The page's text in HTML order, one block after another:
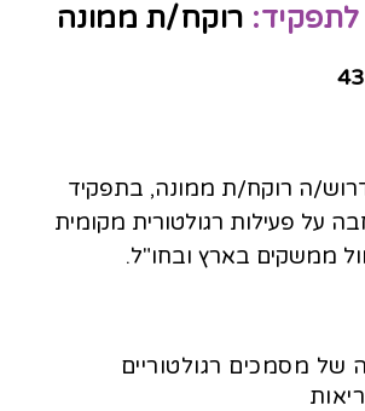
רוקח/ת ממונה
ה רוקח/ת ממונה, בתפקיד
על פעילות רגולטורית מקומית
ממשקים בארץ ובחו"ל.
של מסמכים רגולטוריים